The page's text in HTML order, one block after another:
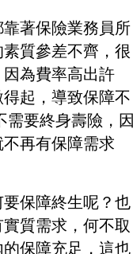
著保險業務員所
質參差不齊，很
為費率高出許
起，導致保障不
需要終身壽險，
再有保障需求
保障終生呢？也
質需求，何不取
保障充足，這也